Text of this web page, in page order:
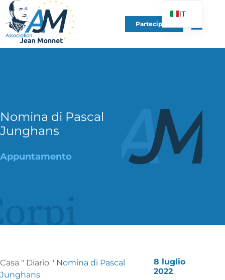
Partecipare
Nomina di Pascal
Junghans
Appuntamento
Casa " Diario " Nomina di Pascal
Junghans
8 luglio
2022
IT
FR
EN
UK